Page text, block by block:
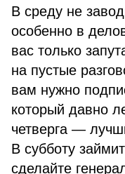
В среду не
особенно в
вас только
на пустые
вам нужно
который давно
четверга —
В субботу
сделайте